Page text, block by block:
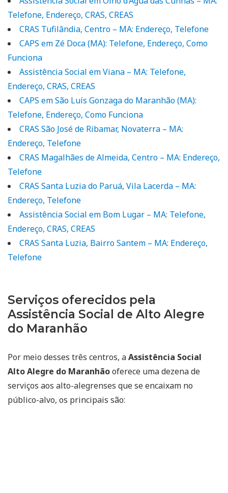
Telefone, Endereço, CRAS, CREAS
CRAS Tufilândia, Centro – MA: Endereço, Telefone
CAPS em Zé Doca (MA): Telefone, Endereço, Como
Funciona
Assistência Social em Viana – MA: Telefone,
Endereço, CRAS, CREAS
CAPS em São Luís Gonzaga do Maranhão (MA):
Telefone, Endereço, Como Funciona
CRAS São José de Ribamar, Novaterra – MA:
Endereço, Telefone
CRAS Magalhães de Almeida, Centro – MA: Endereço,
Telefone
CRAS Santa Luzia do Paruá, Vila Lacerda – MA:
Endereço, Telefone
Assistência Social em Bom Lugar – MA: Telefone,
Endereço, CRAS, CREAS
CRAS Santa Luzia, Bairro Santem – MA: Endereço,
Telefone
Serviços oferecidos pela
Assistência Social de Alto Alegre
do Maranhão
Por meio desses três centros, aAssistência Social
Alto Alegre do Maranhãooferece uma dezena de
serviços aos alto-alegrenses que se encaixam no
público-alvo, os principais são: